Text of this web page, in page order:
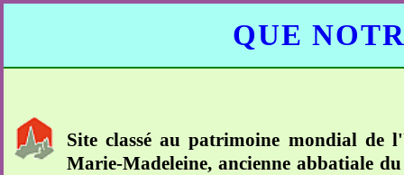
QUE
Site classé au patrimoine mondial de
Marie-Madeleine, ancienne abbatiale